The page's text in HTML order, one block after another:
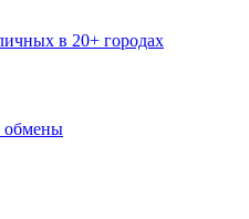
в 20+ городах
обмены